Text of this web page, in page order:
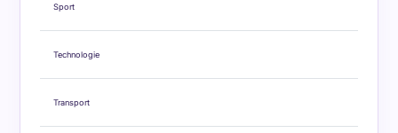
Sport
Technologie
Transport